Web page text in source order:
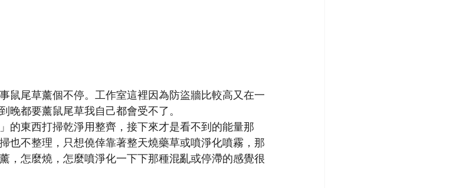
鼠尾草薰個不停。工作室這裡因為防盜牆比較高又在一
都要薰鼠尾草我自己都會受不了。
的東西打掃乾淨用整齊，接下來才是看不到的能量那
也不整理，只想僥倖靠著整天燒藥草或噴淨化噴霧，那
，怎麼燒，怎麼噴淨化一下下那種混亂或停滯的感覺很